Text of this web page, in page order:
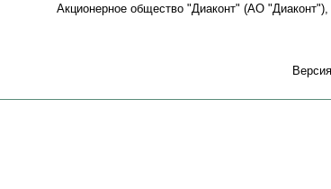
Акционерное общество "Диаконт" (АО "Диаконт"),